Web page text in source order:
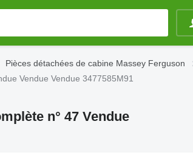
Pièces détachées de cabine Massey Ferguson
Vendue Vendue 3477585M91
n° 47 Vendue